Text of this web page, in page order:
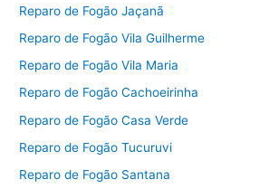
Reparo de Fogão Jaçanã
Reparo de Fogão Vila Guilherme
Reparo de Fogão Vila Maria
Reparo de Fogão Cachoeirinha
Reparo de Fogão Casa Verde
Reparo de Fogão Tucuruvi
Reparo de Fogão Santana